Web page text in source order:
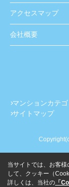
アクセスマップ
会社概要
マンションカテゴ
サイトマップ
当サイトでは、お客
して、クッキー（
詳しくは、当社の 「